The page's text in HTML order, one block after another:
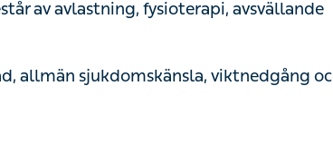
sjukdomskänsla, viktnedgång och feber
efter egenbehandling eller tillsammans